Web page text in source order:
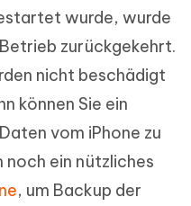
wurde, wurde
zurückgekehrt.
nicht beschädigt
können Sie ein
vom iPhone zu
noch ein nützliches
, um Backup der